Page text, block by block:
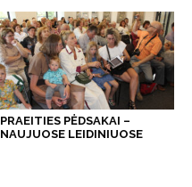
PRAEITIES PĖDSAKAI –
NAUJUOSE LEIDINIUOSE